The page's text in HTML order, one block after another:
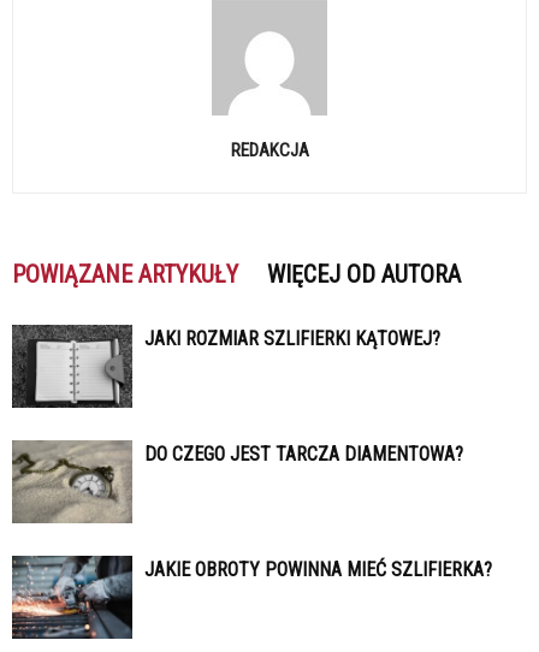
REDAKCJA
POWIĄZANE ARTYKUŁY WIĘCEJ OD AUTORA
JAKI ROZMIAR SZLIFIERKI KĄTOWEJ?
DO CZEGO JEST TARCZA DIAMENTOWA?
JAKIE OBROTY POWINNA MIEĆ SZLIFIERKA?